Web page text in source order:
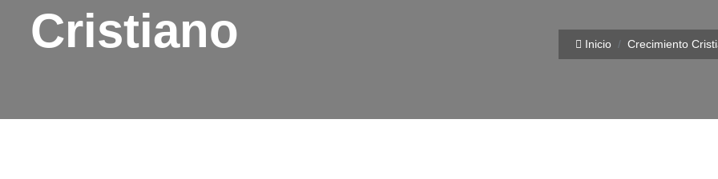
Cristiano
Inicio Crecimiento